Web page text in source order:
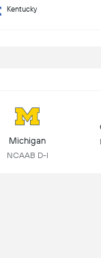
Kentucky
Michigan
NCAAB D-I